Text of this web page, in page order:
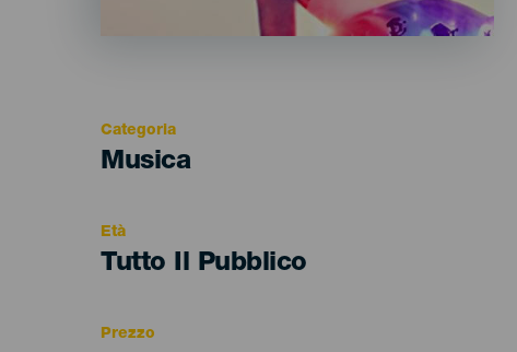
Categoria
Categoría
Musica
Età
Edad
Tutto Il Pubblico
Prezzo